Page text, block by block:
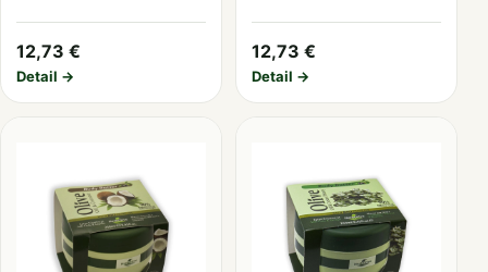
12,73 €
Detail →
12,73 €
Detail →